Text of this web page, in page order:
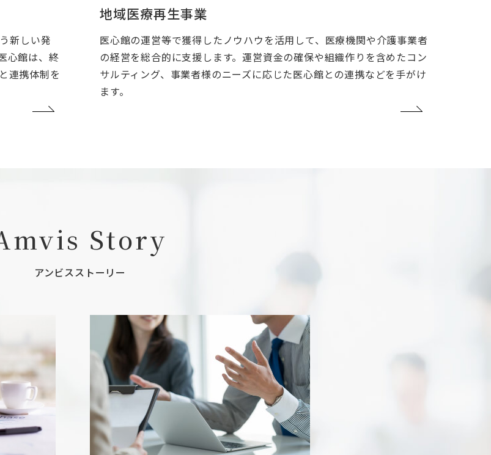
新しい発
心館は、終
連携体制を
地域医療再生事業
医心館の運営等で獲得したノウハウを活用して、医療機関や介護事業者
の経営を総合的に支援します。運営資金の確保や組織作りを含めたコン
サルティング、事業者様のニーズに応じた医心館との連携などを手がけ
ます。
Story
アンビスストーリー